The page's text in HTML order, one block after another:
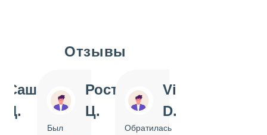
Отзывы
Саша
Д.
Ростислав
Ц.
Был
Vi
D.
Обратилась